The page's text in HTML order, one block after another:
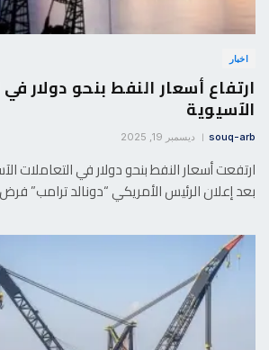
اخبار
ارتفاع أسعار النفط بنحو دولار
الآسيوية
souq-arb ديسمبر 19, 2025
ارتفعت أسعار النفط بنحو دولار في التعاملات
بعد إعلان الرئيس الأمريكي “دونالد ترامب”